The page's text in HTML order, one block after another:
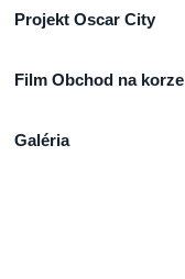
Projekt Oscar City
Film Obchod na korze
Galéria